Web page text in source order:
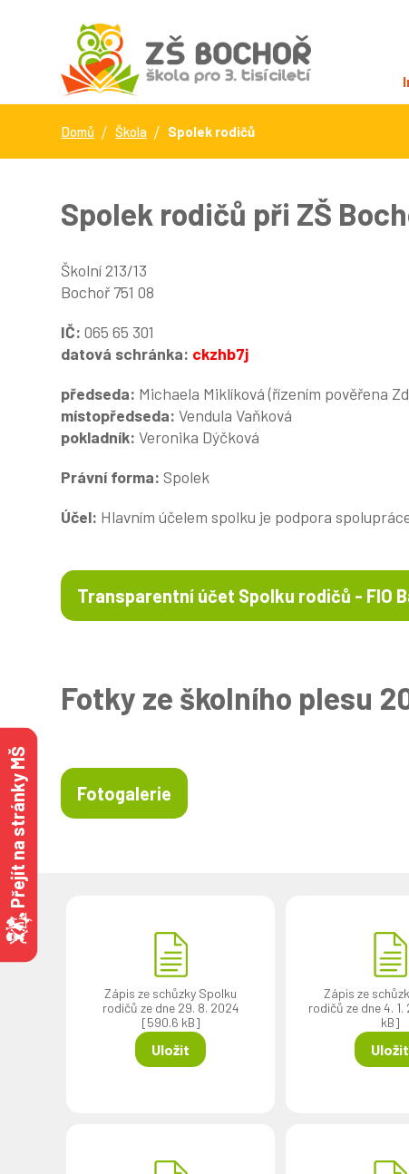
Přejít na stránky MŠ
Domů Škola Spolek rodičů
Spolek rodičů při ZŠ
Školní 213/13
Bochoř 751 08
IČ: 065 65 301
datová schránka: ckzhb7j
předseda: Michaela Miklíková (řízením pověřena
místopředseda: Vendula Vaňková
pokladník: Veronika Dýčková
Právní forma:Spolek
Účel: Hlavním účelem spolku je podpora
Transparentní účet Spolku rodičů - FIO
Fotky ze školního plesu
Fotogalerie
Zápis ze schůzky Spolku
rodičů ze dne 29. 8. 2024
[590.6 kB]
Uložit
Zápis ze
rodičů ze dne 4.
kB]
Uložit